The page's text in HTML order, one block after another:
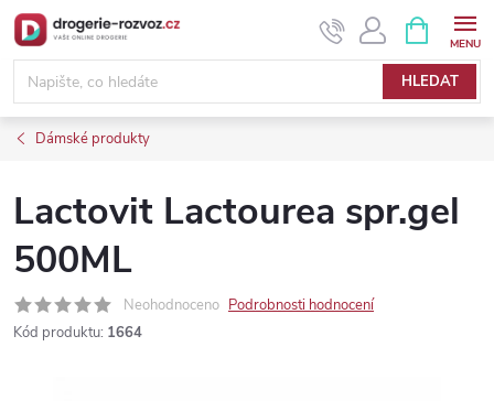
Přejít
na
obsah
HLEDAT
NÁKUPNÍ
KOŠÍK
Dámské produkty
Lactovit Lactourea spr.gel
500ML
Neohodnoceno Podrobnosti hodnocení
Kód produktu: 1664